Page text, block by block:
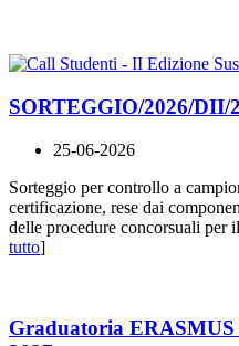
SORTEGGIO/2026/DII/2
25-06-2026
Sorteggio per controllo a
certificazione, rese dai
delle procedure concorsuali
tutto]
Graduatoria